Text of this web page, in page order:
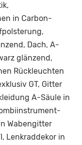
in Carbon-
Dach, A-
glänzend,
Rückleuchten
GT, Gitter
A-Säule in
Wabengitter
Lenkraddekor in